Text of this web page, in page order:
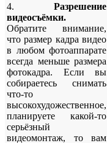
4. Разрешение
видеосъёмки.
Обратите внимание,
что размер кадра видео
в любом фотоаппарате
всегда меньше размера
фотокадра. Если вы
собираетесь снимать
что-то
высокохудожественное,
планируете какой-то
серьёзный
видеомонтаж, то вам